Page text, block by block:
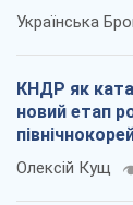
Українська
КНДР як
новий етап
Олексій Кущ